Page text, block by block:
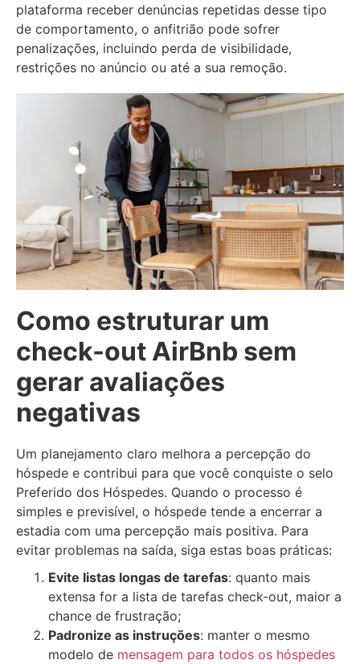
plataforma receber denúncias repetidas desse tipo
de comportamento, o anfitrião pode sofrer
penalizações, incluindo perda de visibilidade,
restrições no anúncio ou até a sua remoção.
Como estruturar um
check-out AirBnb sem
gerar avaliações
negativas
Um planejamento claro melhora a percepção do
hóspede e contribui para que você conquiste o selo
Preferido dos Hóspedes. Quando o processo é
simples e previsível, o hóspede tende a encerrar a
estadia com uma percepção mais positiva. Para
evitar problemas na saída, siga estas boas práticas:
Evite listas longas de tarefas: quanto mais
extensa for a lista de tarefas check-out, maior a
chance de frustração;
Padronize as instruções: manter o mesmo
modelo de mensagem para todos os hóspedes